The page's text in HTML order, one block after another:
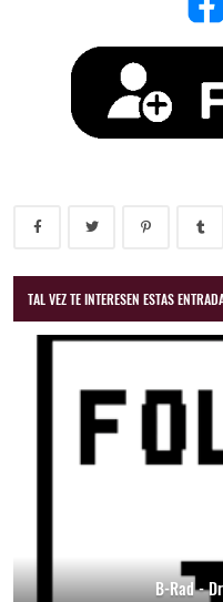
TAL VEZ TE INTERESEN ESTAS
B-Rad -